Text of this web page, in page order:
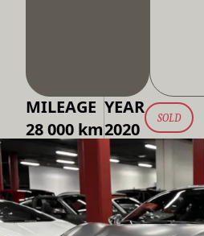
MILEAGE
28 000 km
YEAR
2020
SOLD